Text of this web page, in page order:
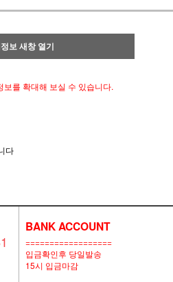
보 새창 열기
보를 확대해 보실 수 있습니다.
다
BANK ACCOUNT
==================
입금확인후 당일발송
15시 입금마감